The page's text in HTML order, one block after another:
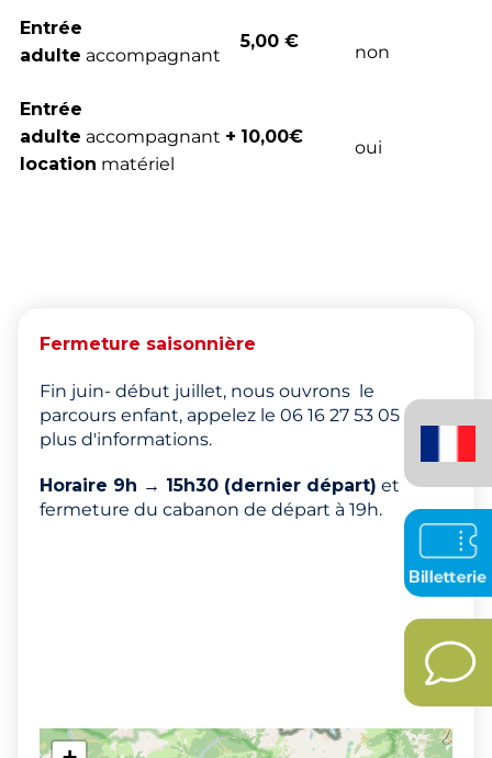
Entrée
adulte accompagnant
5,00 €
non
Entrée
adulte accompagnant +
location matériel
10,00€
oui
Fermeture saisonnière
Fin juin- début juillet, nous ouvrons le
parcours enfant, appelez le 06 16 27 53 05 pour
plus d'informations.
Horaire 9h → 15h30 (dernier départ) et
fermeture du cabanon de départ à 19h.